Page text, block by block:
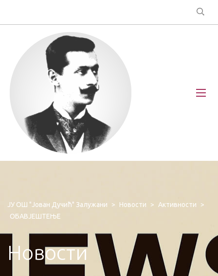
ЈУ ОШ "Јован Дучић" Залужани > Новости > Активности
>
ОБАВЈЕШТЕЊЕ
Новости